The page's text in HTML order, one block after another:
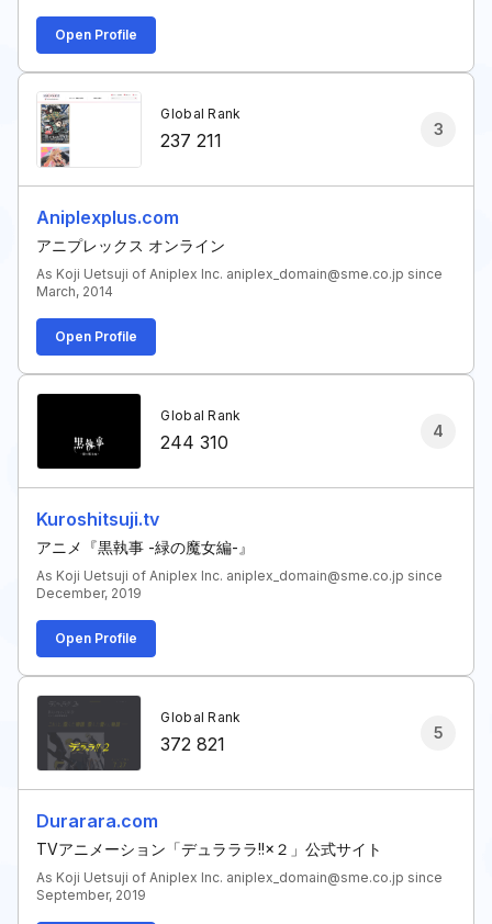
Open Profile
3
Aniplexplus.com
アニプレックス オンライン
As Koji Uetsuji of Aniplex Inc. aniplex_domain@sme.co.jp since
March, 2014
Global Rank
237 211
Open Profile
4
Kuroshitsuji.tv
アニメ『黒執事 -緑の魔女編-』
As Koji Uetsuji of Aniplex Inc. aniplex_domain@sme.co.jp since
December, 2019
Global Rank
244 310
Open Profile
5
Durarara.com
TVアニメーション「デュラララ!!×２」公式サイト
As Koji Uetsuji of Aniplex Inc. aniplex_domain@sme.co.jp since
September, 2019
Global Rank
372 821